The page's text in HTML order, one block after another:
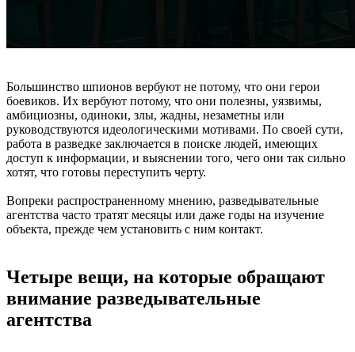
Большинство шпионов вербуют не потому, что они герои
боевиков. Их вербуют потому, что они полезны, уязвимы,
амбициозны, одиноки, злы, жадны, незаметны или
руководствуются идеологическими мотивами. По своей сути,
работа в разведке заключается в поиске людей, имеющих
доступ к информации, и выяснении того, чего они так сильно
хотят, что готовы переступить черту.
Вопреки распространенному мнению, разведывательные
агентства часто тратят месяцы или даже годы на изучение
объекта, прежде чем установить с ним контакт.
Четыре вещи, на которые обращают
внимание разведывательные
агентства